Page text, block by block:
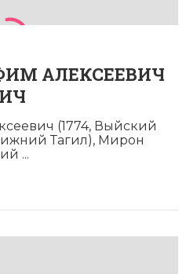
АЛЕКСЕЕВИЧ
(1774, Выйский
Тагил), Мирон
...